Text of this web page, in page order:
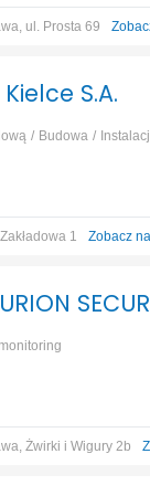
ul. Prosta 69
S.A.
Budowa
1 Zobacz
Żwirki i Wigury 2b